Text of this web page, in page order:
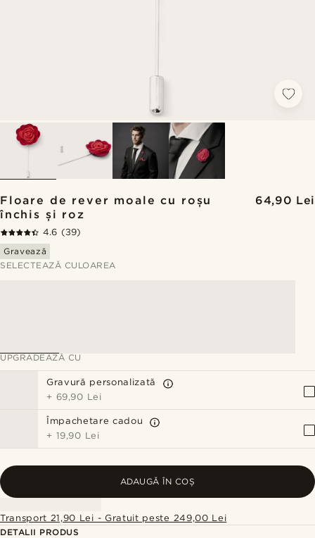
Floare de rever moale cu roșu
închis și roz
64,90 Lei
4.6 (39)
Gravează
SELECTEAZĂ CULOAREA
UPGRADEAZĂ CU
Gravură personalizată
+ 69,90 Lei
Împachetare cadou
+ 19,90 Lei
ADAUGĂ ÎN COȘ
Transport 21,90 Lei - Gratuit peste 249,00 Lei
DETALII PRODUS